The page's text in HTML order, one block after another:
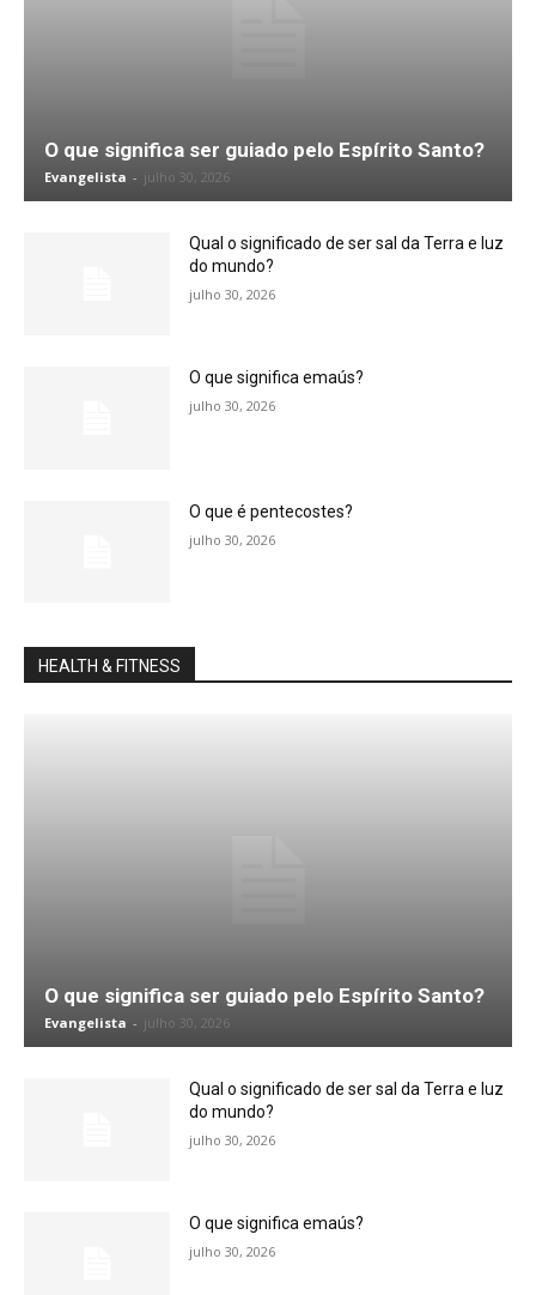
O que significa ser guiado pelo Espírito Santo?
Evangelista - julho 30, 2026
Qual o significado de ser sal da Terra e luz
do mundo?
julho 30, 2026
O que significa emaús?
julho 30, 2026
O que é pentecostes?
julho 30, 2026
HEALTH & FITNESS
O que significa ser guiado pelo Espírito Santo?
Evangelista - julho 30, 2026
Qual o significado de ser sal da Terra e luz
do mundo?
julho 30, 2026
O que significa emaús?
julho 30, 2026